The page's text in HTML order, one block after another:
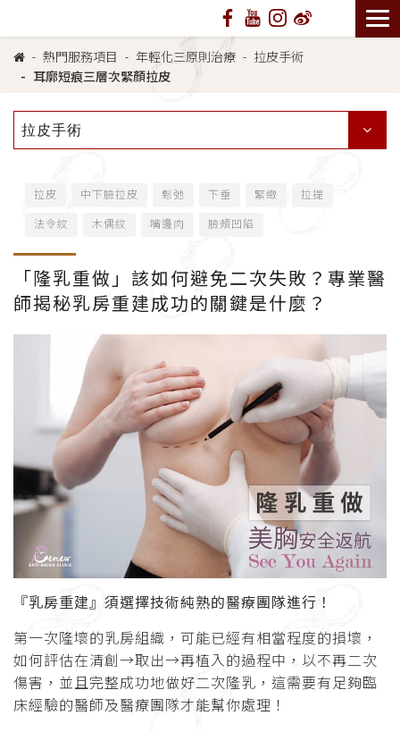
熱門服務項目 年輕化三原則治療
拉皮手術
耳廓短痕三層次緊顏拉皮
拉皮手術
拉皮 中下臉拉皮 鬆弛 下垂 緊緻 拉提
法令紋 木偶紋 嘴邊肉 臉頰凹陷
「隆乳重做」該如何避免二次失敗？專業醫
師揭秘乳房重建成功的關鍵是什麼？
『乳房重建』須選擇技術純熟的醫療團隊進行！
第一次隆壞的乳房組織，可能已經有相當程度的損壞，
如何評估在清創→取出→再植入的過程中，以不再二次
傷害，並且完整成功地做好二次隆乳，這需要有足夠臨
床經驗的醫師及醫療團隊才能幫你處理！